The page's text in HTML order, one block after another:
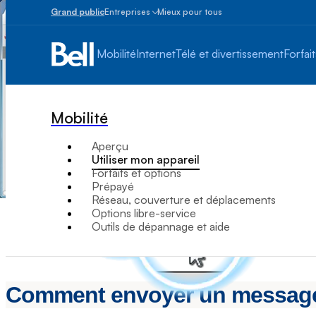
Grand publicEntreprises
entreprises
100
Moyennes
grandes
Plus
de
100
employés
Mieux pour tous
MobilitéInternetTélé et divertissement
Mobilité
Aperçu
Utiliser mon appareil
Forfaits et options
Prépayé
Réseau, couverture et déplacements
Options libre-service
Outils de dépannage et aide
Comment envoyer un